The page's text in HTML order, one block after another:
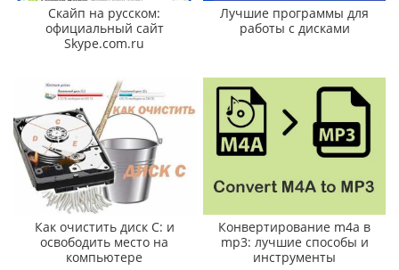
Скайп на русском:
официальный сайт
Skype.com.ru
Лучшие программы для
работы с дисками
Как очистить диск C: и
освободить место на
компьютере
Конвертирование m4a в
mp3: лучшие способы и
инструменты